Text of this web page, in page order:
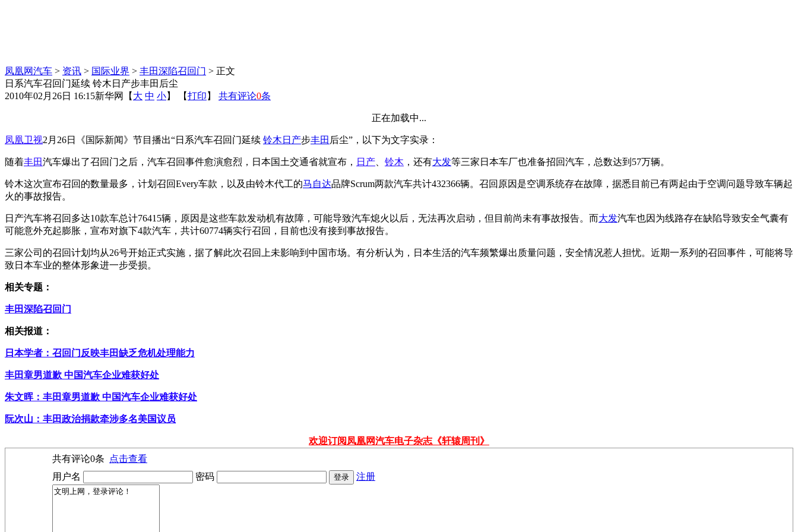
凤凰网汽车 > 资讯 > 国际业界 > 丰田深陷召回门 > 正文
日系汽车召回门延续 铃木日产步丰田后尘
2010年02月26日 16:15新华网 【 大 中 小】 【打印 】 共有评论0条
正在加载中...
凤凰卫视2月26日《国际新闻》节目播出“日系汽车召回门延续 铃木 日产步丰田 后尘”，以下为文字实录：
随着丰田汽车爆出了召回门之后，汽车召回事件愈演愈烈，日本国土交通省就宣布， 日产 铃木 ，还有大发等三家日本车厂也准备招回汽车，总数达到57万辆。
铃木这次宣布召回的数量最多，计划召回Every车款，以及由铃木代工的马自达品牌Scrum两款汽车共计432366辆。召回原因是空调系统存在故障，据悉目前已有两起由于空调问题导致车辆起
火的事故报告。
日产汽车将召回多达10款车总计76415辆，原因是这些车款发动机有故障，可能导致汽车熄火以后，无法再次启动，但目前尚未有事故报告。而大发汽车也因为线路存在缺陷导致安全气囊有
可能意外充起膨胀，宣布对旗下4款汽车，共计60774辆实行召回，目前也没有接到事故报告。
三家公司的召回计划均从26号开始正式实施，据了解此次召回上未影响到中国市场。有分析认为，日本生活的汽车频繁爆出质量问题，安全情况惹人担忧。近期一系列的召回事件，可能将导
致日本车业的整体形象进一步受损。
相关专题：
丰田深陷召回门
相关报道：
日本学者：召回门反映丰田缺乏危机处理能力
丰田章男道歉 中国汽车企业难获好处
朱文晖：丰田章男道歉 中国汽车企业难获好处
阮次山：丰田政治捐款牵涉多名美国议员
欢迎订阅凤凰网汽车电子杂志《轩辕周刊》
共有评论0条
点击查看
用户名
密码 注册